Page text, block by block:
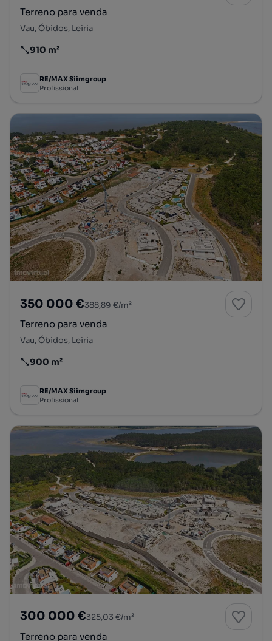
Terreno para venda
Vau, Óbidos, Leiria
Preço por metro quadrado
910 m²
RE/MAX Siimgroup
Profissional
350 000 €388,89 €/m²
Terreno para venda
Vau, Óbidos, Leiria
Preço por metro quadrado
900 m²
RE/MAX Siimgroup
Profissional
300 000 €325,03 €/m²
Terreno para venda